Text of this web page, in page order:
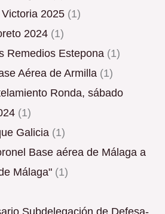
Victoria 2025 (1)
2024 (1)
Remedios Estepona (1)
Aérea de Armilla (1)
(1)
Galicia (1)
Málaga" (1)